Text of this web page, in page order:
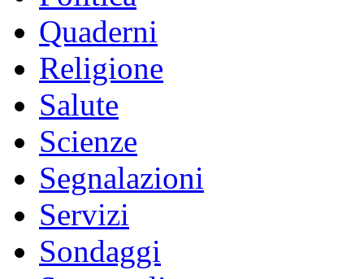
Quaderni
Religione
Salute
Scienze
Segnalazioni
Servizi
Sondaggi